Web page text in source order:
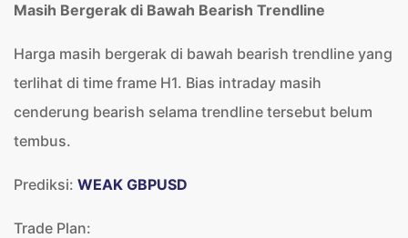
Masih Bergerak di Bawah Bearish Trendline
Harga masih bergerak di bawah bearish trendline yang
terlihat di time frame H1. Bias intraday masih
cenderung bearish selama trendline tersebut belum
tembus.
Prediksi: WEAK GBPUSD
Trade Plan: